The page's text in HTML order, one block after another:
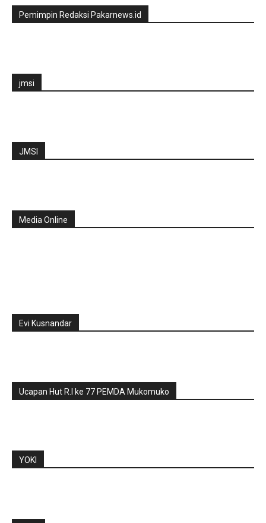
Pemimpin Redaksi Pakarnews.id
jmsi
JMSI
Media Online
Evi Kusnandar
Ucapan Hut R.I ke 77 PEMDA Mukomuko
YOKI